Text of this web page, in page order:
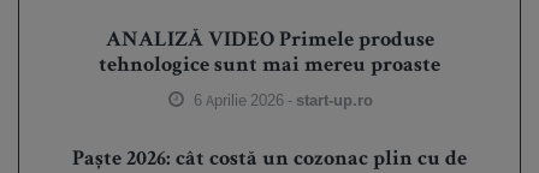
ANALIZĂ VIDEO Primele produse
tehnologice sunt mai mereu proaste
6 Aprilie 2026 - start-up.ro
Paște 2026: cât costă un cozonac plin cu de